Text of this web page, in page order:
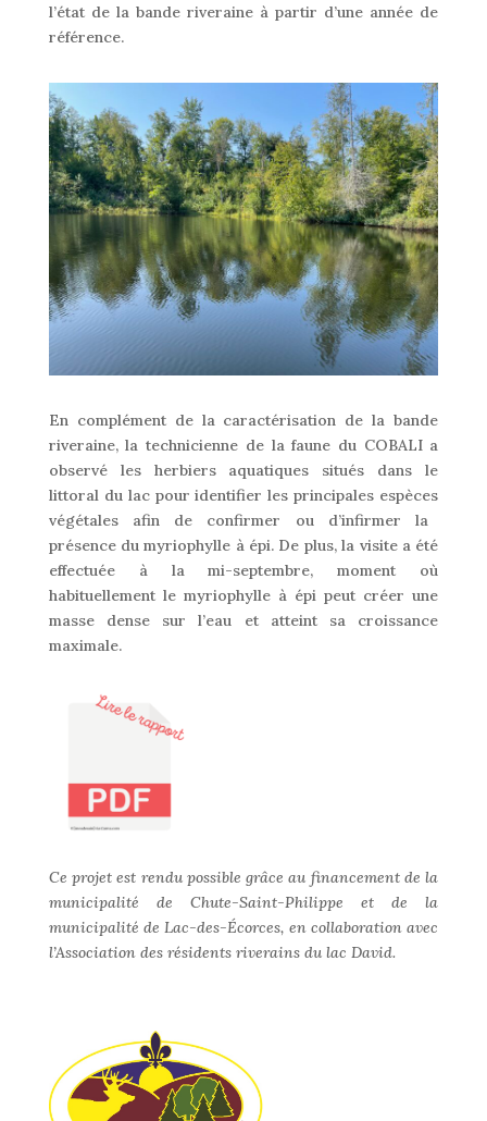
l’état de la bande riveraine à partir d’une année de
référence.
En complément de la caractérisation de la bande
riveraine,la technicienne de la faune du COBALIa
observé les herbiers aquatiques situés dansle
littoraldu lac pour identifier les principales espèces
végétalesafin de confirmer ou d’infirmer la
présence du myriophylle à épi. De plus, la visite a été
effectuée à la
mi-septembre, moment où
habituellement le myriophylle à épi peut créer une
masse dense sur l’eau et atteintsa croissance
maximale.
Ce projet est rendu possible grâce au financement de la
municipalité de Chute-Saint-Philippe et de la
municipalité de Lac-des-Écorces, en collaboration avec
l’Association des résidents riverains du lac David.